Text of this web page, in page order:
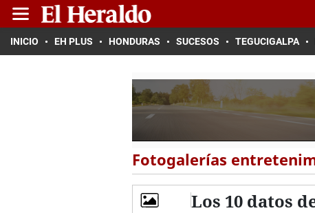
INICIO EH PLUS HONDURAS SUCESOS TEGUCIGALPA
Fotogalerías
Los 10 datos